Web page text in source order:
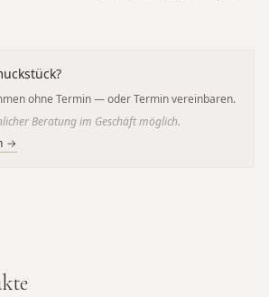
ohne Termin — oder Termin vereinbaren.
Beratung im Geschäft möglich.
→